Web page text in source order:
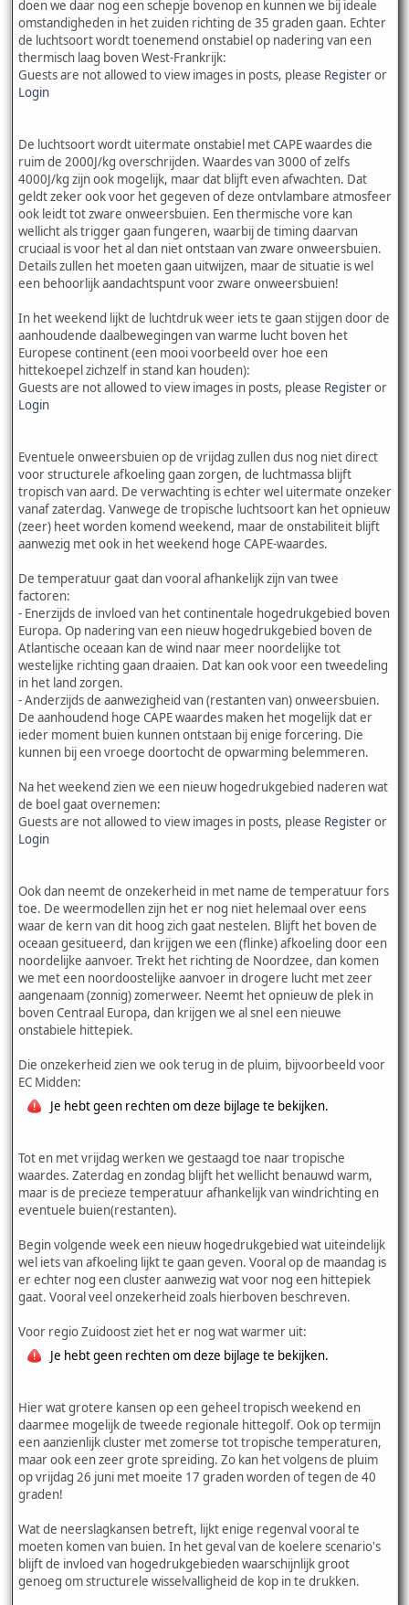
doen we daar nog een schepje bovenop en kunnen we bij ideale
omstandigheden in het zuiden richting de 35 graden gaan. Echter
de luchtsoort wordt toenemend onstabiel op nadering van een
thermisch laag boven West-Frankrijk:
Guests are not allowed to view images in posts, please Registeror
Login
De luchtsoort wordt uitermate onstabiel met CAPE waardes die
ruim de 2000J/kg overschrijden. Waardes van 3000 of zelfs
4000J/kg zijn ook mogelijk, maar dat blijft even afwachten. Dat
geldt zeker ook voor het gegeven of deze ontvlambare atmosfeer
ook leidt tot zware onweersbuien. Een thermische vore kan
wellicht als trigger gaan fungeren, waarbij de timing daarvan
cruciaal is voor het al dan niet ontstaan van zware onweersbuien.
Details zullen het moeten gaan uitwijzen, maar de situatie is wel
een behoorlijk aandachtspunt voor zware onweersbuien!
In het weekend lijkt de luchtdruk weer iets te gaan stijgen door de
aanhoudende daalbewegingen van warme lucht boven het
Europese continent (een mooi voorbeeld over hoe een
hittekoepel zichzelf in stand kan houden):
Guests are not allowed to view images in posts, please Registeror
Login
Eventuele onweersbuien op de vrijdag zullen dus nog niet direct
voor structurele afkoeling gaan zorgen, de luchtmassa blijft
tropisch van aard. De verwachting is echter wel uitermate onzeker
vanaf zaterdag. Vanwege de tropische luchtsoort kan het opnieuw
(zeer) heet worden komend weekend, maar de onstabiliteit blijft
aanwezig met ook in het weekend hoge CAPE-waardes.
De temperatuur gaat dan vooral afhankelijk zijn van twee
factoren:
- Enerzijds de invloed van het continentale hogedrukgebied boven
Europa. Op nadering van een nieuw hogedrukgebied boven de
Atlantische oceaan kan de wind naar meer noordelijke tot
westelijke richting gaan draaien. Dat kan ook voor een tweedeling
in het land zorgen.
- Anderzijds de aanwezigheid van (restanten van) onweersbuien.
De aanhoudend hoge CAPE waardes maken het mogelijk dat er
ieder moment buien kunnen ontstaan bij enige forcering. Die
kunnen bij een vroege doortocht de opwarming belemmeren.
Na het weekend zien we een nieuw hogedrukgebied naderen wat
de boel gaat overnemen:
Guests are not allowed to view images in posts, please Registeror
Login
Ook dan neemt de onzekerheid in met name de temperatuur fors
toe. De weermodellen zijn het er nog niet helemaal over eens
waar de kern van dit hoog zich gaat nestelen. Blijft het boven de
oceaan gesitueerd, dan krijgen we een (flinke) afkoeling door een
noordelijke aanvoer. Trekt het richting de Noordzee, dan komen
we met een noordoostelijke aanvoer in drogere lucht met zeer
aangenaam (zonnig) zomerweer. Neemt het opnieuw de plek in
boven Centraal Europa, dan krijgen we al snel een nieuwe
onstabiele hittepiek.
Die onzekerheid zien we ook terug in de pluim, bijvoorbeeld voor
EC Midden:
Je hebt geen rechten om deze bijlage te bekijken.
Tot en met vrijdag werken we gestaagd toe naar tropische
waardes. Zaterdag en zondag blijft het wellicht benauwd warm,
maar is de precieze temperatuur afhankelijk van windrichting en
eventuele buien(restanten).
Begin volgende week een nieuw hogedrukgebied wat uiteindelijk
wel iets van afkoeling lijkt te gaan geven. Vooral op de maandag is
er echter nog een cluster aanwezig wat voor nog een hittepiek
gaat. Vooral veel onzekerheid zoals hierboven beschreven.
Voor regio Zuidoost ziet het er nog wat warmer uit:
Je hebt geen rechten om deze bijlage te bekijken.
Hier wat grotere kansen op een geheel tropisch weekend en
daarmee mogelijk de tweede regionale hittegolf. Ook op termijn
een aanzienlijk cluster met zomerse tot tropische temperaturen,
maar ook een zeer grote spreiding. Zo kan het volgens de pluim
op vrijdag 26 juni met moeite 17 graden worden of tegen de 40
graden!
Wat de neerslagkansen betreft, lijkt enige regenval vooral te
moeten komen van buien. In het geval van de koelere scenario's
blijft de invloed van hogedrukgebieden waarschijnlijk groot
genoeg om structurele wisselvalligheid de kop in te drukken.